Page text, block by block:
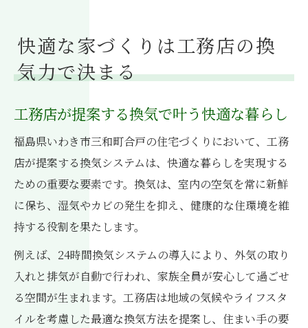
健康住宅を叶える換気システム選びの秘訣
工務店が推奨する健康的な換気システムと
は
工務店と一緒に考える住宅の健康対策ポイ
換気システム導入で工務店が目指す快適空
間
工務店が提案する健康住宅と換気設備の関
係
工務店が重視する換気設備の最新トレンド
工務店ならではの換気設備選びのポイント
快適な家づくりは工務店の換
気力で決まる
工務店が提案する換気で叶う快適な暮らし
福島県いわき市三和町合戸の住宅づくりにおいて、工務
店が提案する換気システムは、快適な暮らしを実現する
ための重要な要素です。換気は、室内の空気を常に新鮮
に保ち、湿気やカビの発生を抑え、健康的な住環境を維
持する役割を果たします。
例えば、24時間換気システムの導入により、外気の取り
入れと排気が自動で行われ、家族全員が安心して過ごせ
る空間が生まれます。工務店は地域の気候やライフスタ
イルを考慮した最適な換気方法を提案し、住まい手の要